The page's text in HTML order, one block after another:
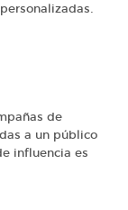
de
a un público
influencia es